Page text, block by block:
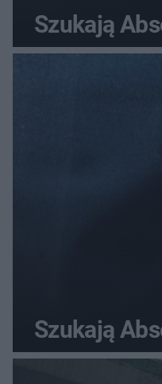
Szukają
Szukają